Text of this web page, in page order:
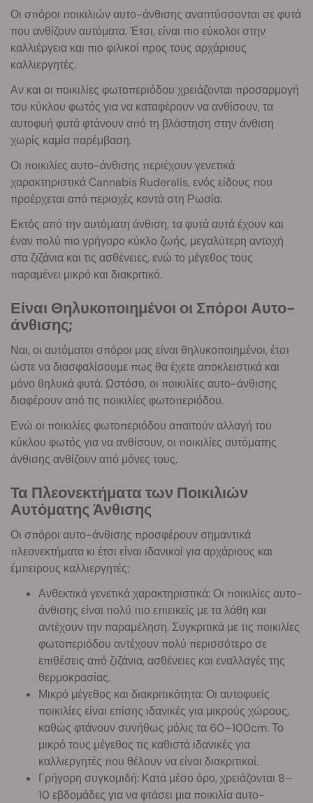
Οι σπόροι ποικιλιών αυτο-άνθισης αναπτύσσονται σε φυτά
που ανθίζουν αυτόματα. Έτσι, είναι πιο εύκολοι στην
καλλιέργεια και πιο φιλικοί προς τους αρχάριους
καλλιεργητές.
Αν και οι ποικιλίες φωτοπεριόδου χρειάζονται προσαρμογή
του κύκλου φωτός για να καταφέρουν να ανθίσουν, τα
αυτοφυή φυτά φτάνουν από τη βλάστηση στην άνθιση
χωρίς καμία παρέμβαση.
Οι ποικιλίες αυτο-άνθισης περιέχουν γενετικά
χαρακτηριστικά Cannabis Ruderalis, ενός είδους που
προέρχεται από περιοχές κοντά στη Ρωσία.
Εκτός από την αυτόματη άνθιση, τα φυτά αυτά έχουν και
έναν πολύ πιο γρήγορο κύκλο ζωής, μεγαλύτερη αντοχή
στα ζιζάνια και τις ασθένειες, ενώ το μέγεθος τους
παραμένει μικρό και διακριτικό.
Είναι Θηλυκοποιημένοι οι Σπόροι Αυτο-
άνθισης;
Ναι, οι αυτόματοι σπόροι μας είναι θηλυκοποιημένοι, έτσι
ώστε να διασφαλίσουμε πως θα έχετε αποκλειστικά και
μόνο θηλυκά φυτά. Ωστόσο, οι ποικιλίες αυτο-άνθισης
διαφέρουν από τις ποικιλίες φωτοπεριόδου.
Ενώ οι ποικιλίες φωτοπεριόδου απαιτούν αλλαγή του
κύκλου φωτός για να ανθίσουν, οι ποικιλίες αυτόματης
άνθισης ανθίζουν από μόνες τους.
Τα Πλεονεκτήματα των Ποικιλιών
Αυτόματης Άνθισης
Οι σπόροι αυτο-άνθισης προσφέρουν σημαντικά
πλεονεκτήματα κι έτσι είναι ιδανικοί για αρχάριους και
έμπειρους καλλιεργητές:
Ανθεκτικά γενετικά χαρακτηριστικά: Οι ποικιλίες αυτο-
άνθισης είναι πολύ πιο επιεικείς με τα λάθη και
αντέχουν την παραμέληση. Συγκριτικά με τις ποικιλίες
φωτοπεριόδου αντέχουν πολύ περισσότερο σε
επιθέσεις από ζιζάνια, ασθένειες και εναλλαγές της
θερμοκρασίας.
Μικρό μέγεθος και διακριτικότητα: Οι αυτοφυείς
ποικιλίες είναι επίσης ιδανικές για μικρούς χώρους,
καθώς φτάνουν συνήθως μόλις τα 60–100cm. Το
μικρό τους μέγεθος τις καθιστά ιδανικές για
καλλιεργητές που θέλουν να είναι διακριτικοί.
Γρήγορη συγκομιδή: Κατά μέσο όρο, χρειάζονται 8–
10 εβδομάδες για να φτάσει μια ποικιλία αυτο-